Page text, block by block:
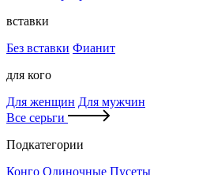
вставки
Без вставки Фианит
для кого
Для женщин Для мужчин
Все серьги
Подкатегории
Конго Одиночные Пусеты